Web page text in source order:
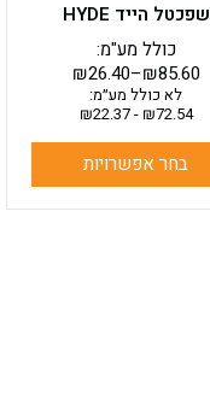
שפכטל הייד HYDE
₪26.40–₪85.60
כולל מע"מ:
לא כולל מע״מ:
₪72.54
-
₪22.37
בחר אפשרויות
המוצר